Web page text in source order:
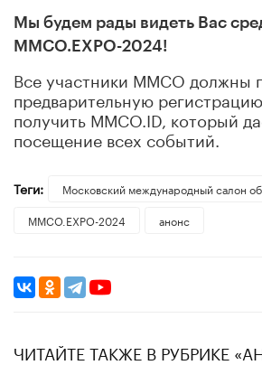
Мы будем рады видеть Вас
ММСО.EXPO-2024!
Все участники ММСО должны
предварительную
получить ММСО.ID, который
посещение всех событий.
Теги:
Московский международный салон
ММСО.EXPO-2024
анонс
ЧИТАЙТЕ ТАКЖЕ В РУБРИКЕ